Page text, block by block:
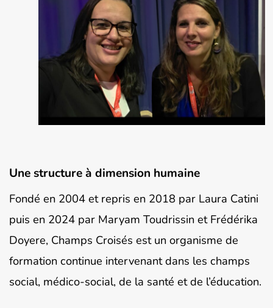
Une structure à dimension humaine
Fondé en 2004 et repris en 2018 par Laura Catini
puis en 2024 par Maryam Toudrissin et Frédérika
Doyere, Champs Croisés est un organisme de
formation continue intervenant dans les champs
social, médico-social, de la santé et de l’éducation.